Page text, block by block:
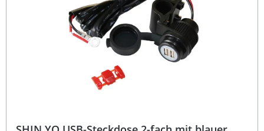
1x SHIN YO Gasdrehgriff aus Aluminium mit Gummischutz